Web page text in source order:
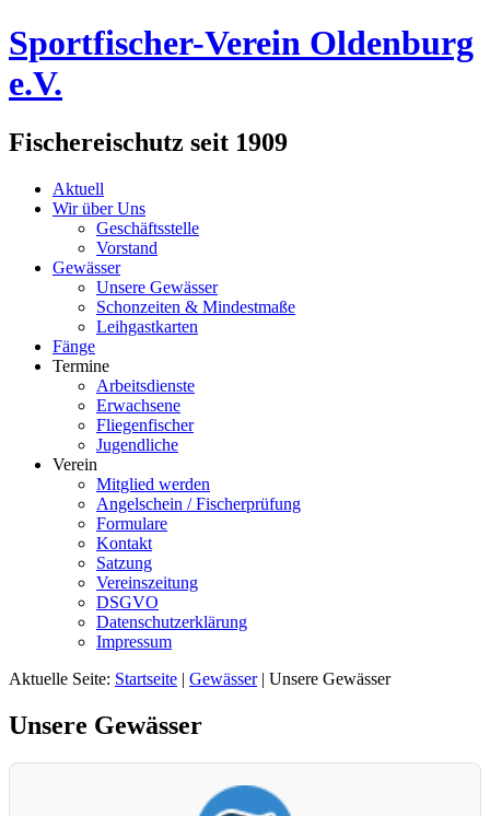
Sportfischer-Verein Oldenburg
e.V.
Fischereischutz seit 1909
Aktuell
Wir über Uns
Geschäftsstelle
Vorstand
Gewässer
Unsere Gewässer
Schonzeiten & Mindestmaße
Leihgastkarten
Fänge
Termine
Arbeitsdienste
Erwachsene
Fliegenfischer
Jugendliche
Verein
Mitglied werden
Angelschein / Fischerprüfung
Formulare
Kontakt
Satzung
Vereinszeitung
DSGVO
Datenschutzerklärung
Impressum
Aktuelle Seite: Startseite | Gewässer| Unsere Gewässer
Unsere Gewässer